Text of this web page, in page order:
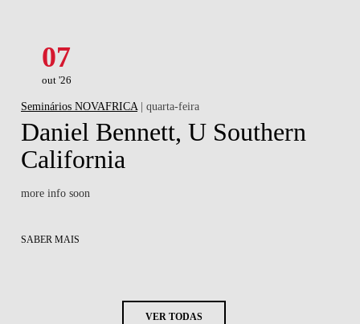
07
out '26
Seminários NOVAFRICA | quarta-feira
Daniel Bennett, U Southern
California
more info soon
SABER MAIS
VER TODAS